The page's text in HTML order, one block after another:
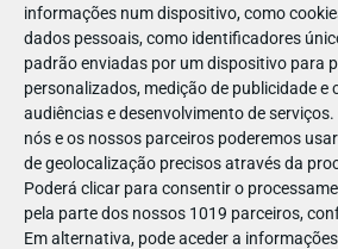
informações num dispositivo, como
dados pessoais, como identificadores
padrão enviadas por um dispositivo para
personalizados, medição de publicidade e
audiências e desenvolvimento de serviços.
nós e os nossos parceiros poderemos
de geolocalização precisos através da
Poderá clicar para consentir o
pela parte dos nossos 1019 parceiros,
Em alternativa, pode aceder a